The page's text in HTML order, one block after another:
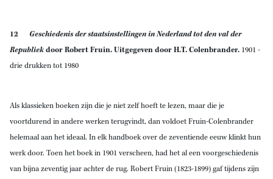
12 Geschiedenis der staatsinstellingen in Nederland tot den val der
Republiekdoor Robert Fruin. Uitgegeven door H.T. Colenbrander. 1901 -
drie drukken tot 1980
Als klassieken boeken zijn die je niet zelf hoeft te lezen, maar die je
voortdurend in andere werken terugvindt, dan voldoet Fruin-Colenbrander
helemaal aan het ideaal. In elk handboek over de zeventiende eeuw klinkt hun
werk door. Toen het boek in 1901 verscheen, had het al een voorgeschiedenis
van bijna zeventig jaar achter de rug. Robert Fruin (1823-1899) gaf tijdens zijn